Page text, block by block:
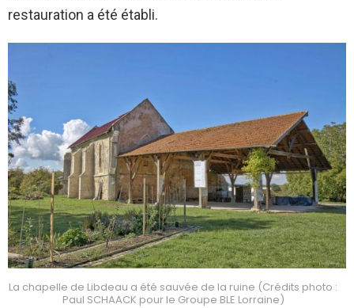
restauration a été établi.
La chapelle de Libdeau a été sauvée de la ruine (Crédits photo :
Paul SCHAACK pour le Groupe BLE Lorraine)